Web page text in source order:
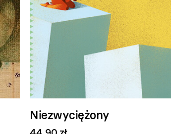
Niezwyciężony